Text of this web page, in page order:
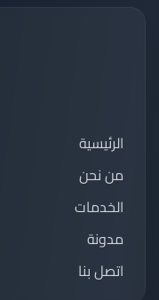
الرئيسية
من نحن
الخدمات
مدونة
اتصل بنا